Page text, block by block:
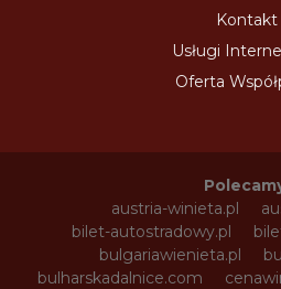
Kontakt
Usługi
Oferta
austria-winieta.pl
bilet-autostradowy.pl
bulgariawienieta.pl
bulharskadalnice.com